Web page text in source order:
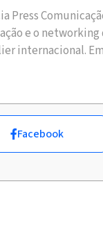
Press
e o networking
internacional.
Facebook